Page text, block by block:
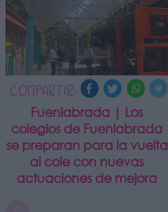
COMPARTIR:
Fuenlabrada | Los
colegios de Fuenlabrada
se preparan para la vuelta
al cole con nuevas
actuaciones de mejora